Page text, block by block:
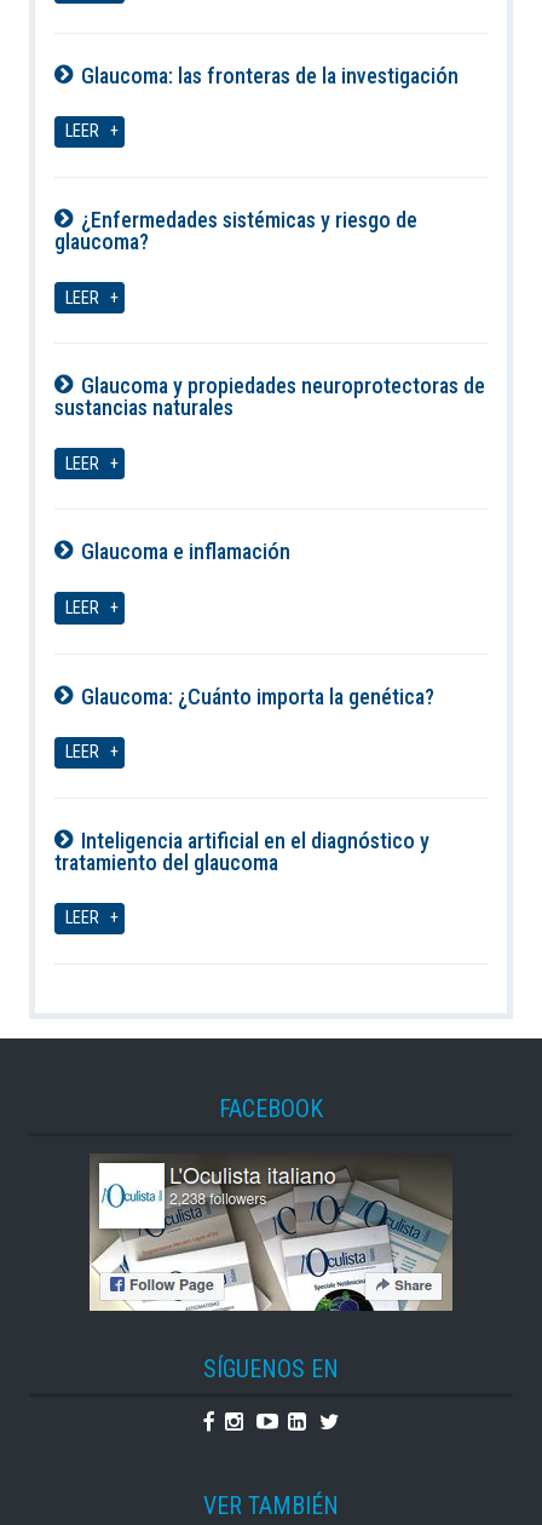
Glaucoma: las fronteras de la investigación
LEER
¿Enfermedades sistémicas y riesgo de
glaucoma?
LEER
Glaucoma y propiedades neuroprotectoras de
sustancias naturales
LEER
Glaucoma e inflamación
LEER
Glaucoma: ¿Cuánto importa la genética?
LEER
Inteligencia artificial en el diagnóstico y
tratamiento del glaucoma
LEER
FACEBOOK
SÍGUENOS EN
Facebook
Instagram
YoutubeLinkedin
Twitter
VER TAMBIÉN